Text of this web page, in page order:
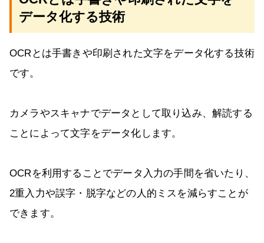
データ化する技術
OCRとは手書きや印刷された文字をデータ化する技術
です。
カメラやスキャナでデータとして取り込み、解読する
ことによって文字をデータ化します。
OCRを利用することでデータ入力の手間を省いたり、
2重入力や誤字・脱字などの人的ミスを減らすことが
できます。